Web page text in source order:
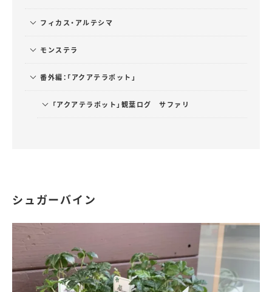
フィカス・アルテシマ
モンステラ
番外編：「アクアテラポット」
「アクアテラポット」観葉ログ サファリ
シュガーバイン